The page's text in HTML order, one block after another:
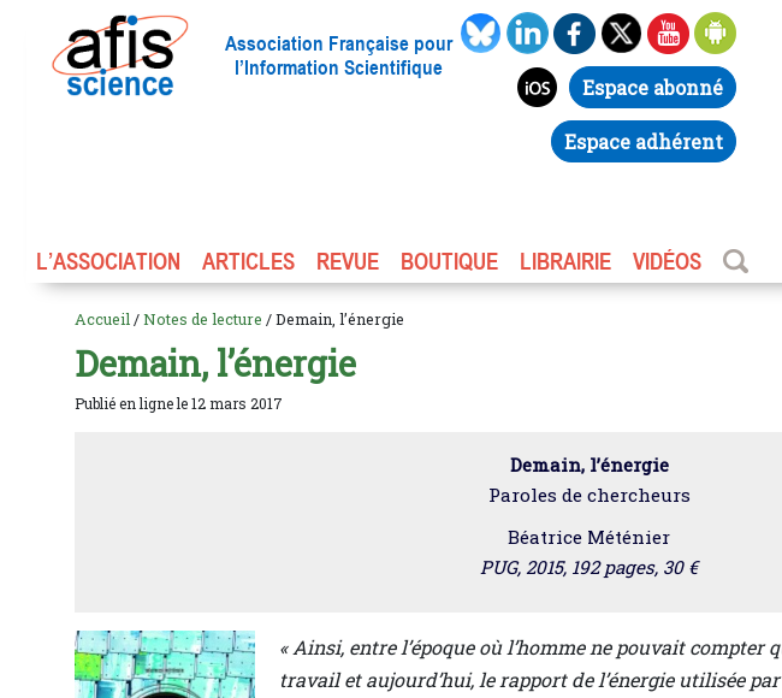
Association Française pour
l’Information Scientifique
Espace abonné
Espace adhérent
L’ASSOCIATION ARTICLES REVUE BOUTIQUE LIBRAIRIE VIDÉOS
Accueil /Notes de lecture / Demain, l’énergie
Demain, l’énergie
Publié en ligne le 12 mars 2017
Demain, l’énergie
Paroles de chercheurs
Béatrice Méténier
PUG, 2015, 192 pages, 30 €
« Ainsi, entre l’époque où l’homme ne pouvait
travail et aujourd’hui, le rapport de l’énergie utilisée